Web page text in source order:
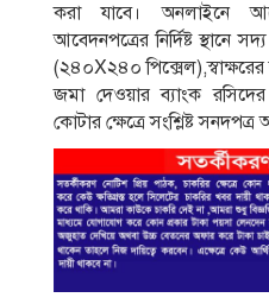
করা যাবে। অনলাইনে
আবেদনপত্রের নির্দিষ্ট স্থানে
(২৪০X২৪০
জমা দেওয়ার ব্যাংক
কোটার ক্ষেত্রে সংশ্লিষ্ট